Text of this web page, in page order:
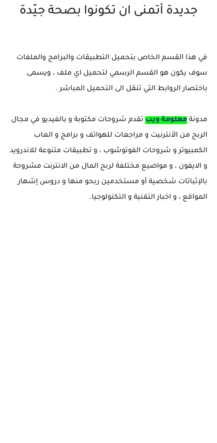
جديدة أتمنى ان تكونوا بصحة جيّدة
في هذا القسم الخاص بتحميل التطبيقات والبرامج والملفات
سوف يكون هو القسم الرسمي لتحميل اي ملف ، ويسمى
باختصار الروابط التي تنقل الى التحميل المباشر .
مدونة معلومة ويب تقدم شروحات مكتوبة و بالفيديو في مجال
الربح من الأنترنيت و مراجعات للهواتف و برامج و العاب
الكمبيوتر و شروحات الفوتوشوب ، و تطبيقات متنوعة للاندرويد
و الايفون ، و مواضيع مختلفة لربح المال من الانترنت مشروحة
بالإثباتات شخصية أو مستخدمين ربحو منها و دروس إشهار
المواقع ، و اخبار التقنية و التكنولوجيا.